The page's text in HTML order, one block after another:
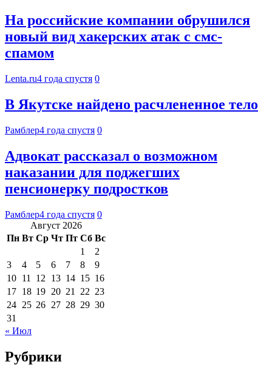
На российские компании обрушился
новый вид хакерских атак с смс-
спамом
Lenta.ru4 года спустя 0
В Якутске найдено расчлененное тело
Рамблер4 года спустя 0
Адвокат рассказал о возможном
наказании для поджегших
пенсионерку подростков
Рамблер4 года спустя 0
Август 2026
Пн Вт Ср Чт Пт Сб Вс
1
2
3
4 5 6 7 8
9
10 11 12 13 14 15 16
17 18 19 20 21 22 23
24 25 26 27 28 29 30
31
« Июл
Рубрики